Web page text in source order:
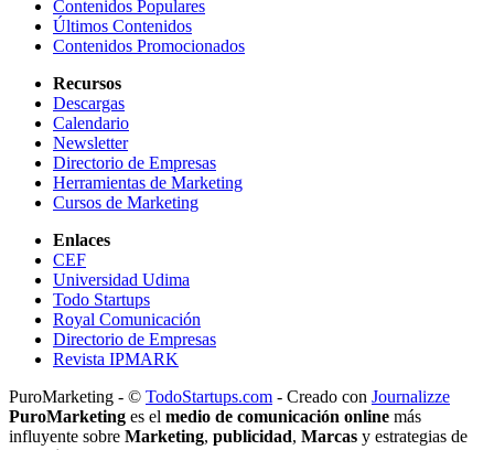
Contenidos Populares
Últimos Contenidos
Contenidos Promocionados
Recursos
Descargas
Calendario
Newsletter
Directorio de Empresas
Herramientas de Marketing
Cursos de Marketing
Enlaces
CEF
Universidad Udima
Todo Startups
Royal Comunicación
Directorio de Empresas
Revista IPMARK
PuroMarketing - © TodoStartups.com - Creado con Journalizze
PuroMarketing es el medio de comunicación online más
influyente sobre Marketing, publicidad, Marcas y estrategias de